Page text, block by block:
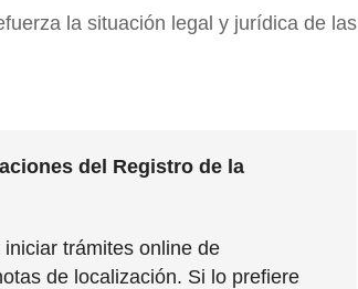
la situación legal y jurídica de las
del Registro de la
trámites online de
de localización. Si lo prefiere